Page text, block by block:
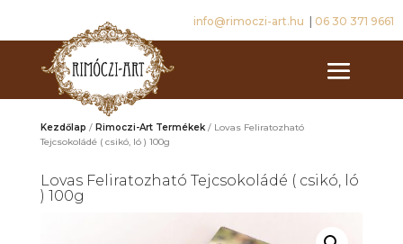
info@rimoczi-art.hu 06 30 371 9661
Kezdőlap / Rimoczi-Art Termékek/ Lovas Feliratozható
Tejcsokoládé ( csikó, ló ) 100g
Lovas Feliratozható Tejcsokoládé ( csikó, ló
) 100g